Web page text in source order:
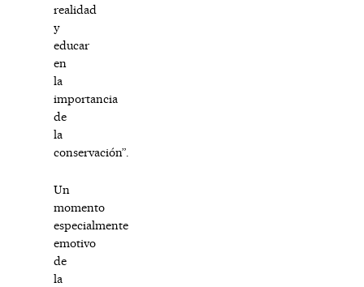
realidad
y
educar
en
la
importancia
de
la
conservación”.
Un
momento
especialmente
emotivo
de
la